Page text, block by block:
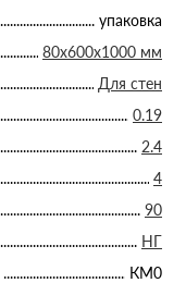
упаковка
80х600х1000 мм
Для стен
0.19
2.4
4
90
НГ
КМ0